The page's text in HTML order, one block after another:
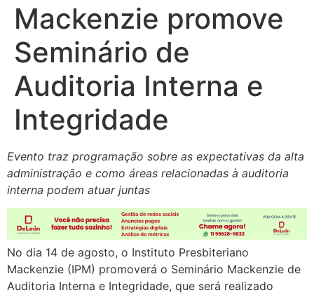
Mackenzie promove
Seminário de
Auditoria Interna e
Integridade
Evento traz programação sobre as expectativas da alta
administração e como áreas relacionadas à auditoria
interna podem atuar juntas
No dia 14 de agosto, o Instituto Presbiteriano
Mackenzie (IPM) promoverá o Seminário Mackenzie de
Auditoria Interna e Integridade, que será realizado